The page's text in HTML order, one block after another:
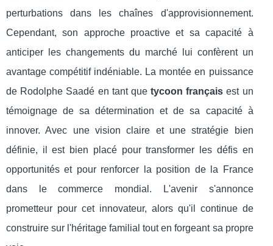
perturbations dans les chaînes d'approvisionnement.
Cependant, son approche proactive et sa capacité à
anticiper les changements du marché lui confèrent un
avantage compétitif indéniable. La montée en puissance
de Rodolphe Saadé en tant quetycoon français est un
témoignage de sa détermination et de sa capacité à
innover. Avec une vision claire et une stratégie bien
définie, il est bien placé pour transformer les défis en
opportunités et pour renforcer la position de la France
dans le commerce mondial. L'avenir s'annonce
prometteur pour cet innovateur, alors qu'il continue de
construire sur l'héritage familial tout en forgeant sa propre